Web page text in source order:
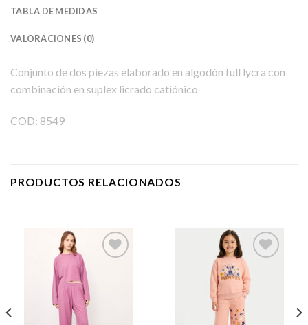
TABLA DE MEDIDAS
VALORACIONES (0)
Conjunto de dos piezas elaborado en algodón full lycra con
combinación en suplex licrado catiónico
COD: 8549
PRODUCTOS RELACIONADOS